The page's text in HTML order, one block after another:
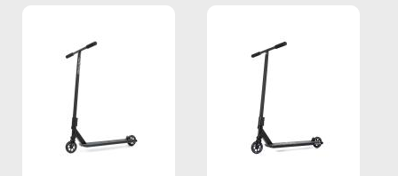
DE
DORINTE
DE
DORINTE